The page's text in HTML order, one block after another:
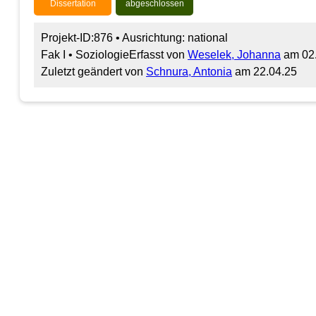
Dissertation abgeschlossen
Projekt-ID:876 • Ausrichtung: national
Fak I • SoziologieErfasst von Weselek, Johanna am
Zuletzt geändert von Schnura, Antonia am 22.04.25